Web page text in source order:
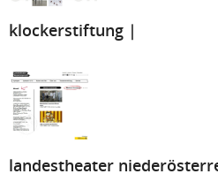
klockerstiftung |
landestheater